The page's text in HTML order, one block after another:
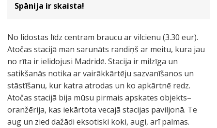
Spānija ir skaista!
No lidostas līdz centram braucu ar vilcienu (3.30 eur).
Atočas stacijā man sarunāts randiņš ar meitu, kura jau
no rīta ir ielidojusi Madridē. Stacija ir milzīga un
satikšanās notika ar vairākkārtēju sazvanīšanos un
stāstīšanu, kur katra atrodas un ko apkārtnē redz.
Atočas stacijā bija mūsu pirmais apskates objekts–
oranžērija, kas iekārtota vecajā stacijas paviljonā. Te
aug un zied dažādi eksotiski koki, augi, arī palmas.